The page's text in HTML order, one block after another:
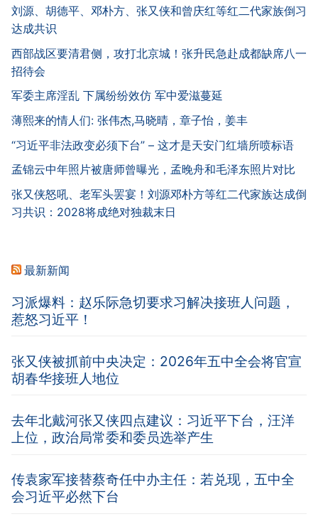
刘源、胡德平、邓朴方、张又侠和曾庆红等红二代家族倒习
达成共识
西部战区要清君侧，攻打北京城！张升民急赴成都缺席八一
招待会
军委主席淫乱 下属纷纷效仿 军中爱滋蔓延
薄熙来的情人们: 张伟杰,马晓晴，章子怡，姜丰
“习近平非法政变必须下台” – 这才是天安门红墙所喷标语
孟锦云中年照片被唐师曾曝光，孟晚舟和毛泽东照片对比
张又侠怒吼、老军头罢宴！刘源邓朴方等红二代家族达成倒
习共识：2028将成绝对独裁末日
最新新闻
习派爆料：赵乐际急切要求习解决接班人问题，
惹怒习近平！
张又侠被抓前中央决定：2026年五中全会将官宣
胡春华接班人地位
去年北戴河张又侠四点建议：习近平下台，汪洋
上位，政治局常委和委员选举产生
传袁家军接替蔡奇任中办主任：若兑现，五中全
会习近平必然下台